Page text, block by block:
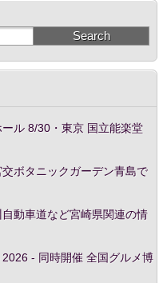
ル 8/30・東京 国立能楽堂
ボタニックガーデン青島で
動車道など宮崎県関連の情
- 同時開催 全国グルメ博